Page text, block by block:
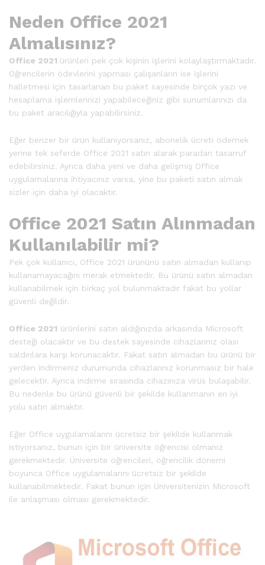
Neden Office 2021
Almalısınız?
Office 2021 ürünleri pek çok kişinin işlerini kolaylaştırmaktadır.
Öğrencilerin ödevlerini yapması çalışanların ise işlerini
halletmesi için tasarlanan bu paket sayesinde birçok yazı ve
hesaplama işlemlerinizi yapabileceğiniz gibi sunumlarınızı da
bu paket aracılığıyla yapabilirsiniz.
Eğer benzer bir ürün kullanıyorsanız, abonelik ücreti ödemek
yerine tek seferde Office 2021 satın alarak paradan tasarruf
edebilirsiniz. Ayrıca daha yeni ve daha gelişmiş Office
uygulamalarına ihtiyacınız varsa, yine bu paketi satın almak
sizler için daha iyi olacaktır.
Office 2021 Satın Alınmadan
Kullanılabilir mi?
Pek çok kullanıcı, Office 2021 ürününü satın almadan kullanıp
kullanamayacağını merak etmektedir. Bu ürünü satın almadan
kullanabilmek için birkaç yol bulunmaktadır fakat bu yollar
güvenli değildir.
Office 2021 ürünlerini satın aldığınızda arkasında Microsoft
desteği olacaktır ve bu destek sayesinde cihazlarınız olası
saldırılara karşı korunacaktır. Fakat satın almadan bu ürünü bir
yerden indirmeniz durumunda cihazlarınız korunmasız bir hale
gelecektir. Ayrıca indirme sırasında cihazınıza virüs bulaşabilir.
Bu nedenle bu ürünü güvenli bir şekilde kullanmanın en iyi
yolu satın almaktır.
Eğer Office uygulamalarını ücretsiz bir şekilde kullanmak
istiyorsanız, bunun için bir üniversite öğrencisi olmanız
gerekmektedir. Üniversite öğrencileri, öğrencilik dönemi
boyunca Office uygulamalarını ücretsiz bir şekilde
kullanabilmektedir. Fakat bunun için Üniversitenizin Microsoft
ile anlaşması olması gerekmektedir.